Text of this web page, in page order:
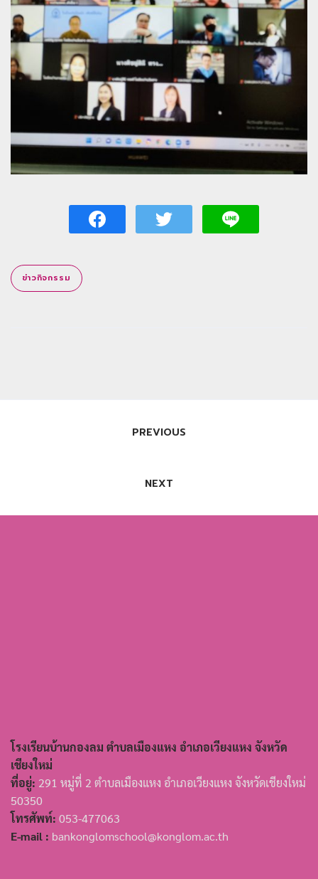
ข่าวกิจกรรม
PREVIOUS
NEXT
โรงเรียนบ้านกองลม ตำบลเมืองแหง อำเภอเวียงแหง จังหวัด
เชียงใหม่
ที่อยู่: 291 หมู่ที่ 2 ตำบลเมืองแหง อำเภอเวียงแหง จังหวัดเชียงใหม่
50350
โทรศัพท์: 053-477063
E-mail : bankonglomschool@konglom.ac.th